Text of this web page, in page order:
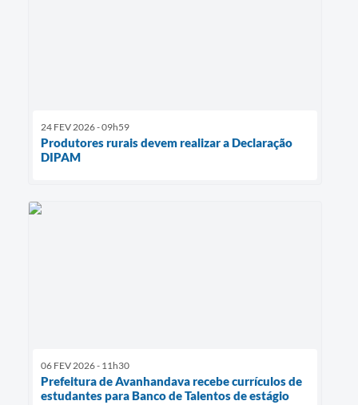
24 FEV 2026 - 09h59
Produtores rurais devem realizar a Declaração
DIPAM
06 FEV 2026 - 11h30
Prefeitura de Avanhandava recebe currículos de
estudantes para Banco de Talentos de estágio